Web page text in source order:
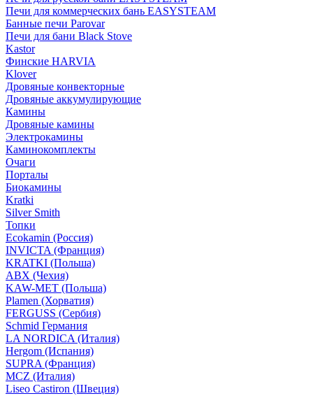
Печи для коммерческих бань EASYSTEAM
Банные печи Parovar
Печи для бани Black Stove
Kastor
Финские HARVIA
Klover
Дровяные конвекторные
Дровяные аккумулирующие
Камины
Дровяные камины
Электрокамины
Каминокомплекты
Очаги
Порталы
Биокамины
Kratki
Silver Smith
Топки
Ecokamin (Россия)
INVICTA (Франция)
KRATKI (Польша)
ABX (Чехия)
KAW-MET (Польша)
Plamen (Хорватия)
FERGUSS (Сербия)
Schmid Германия
LA NORDICA (Италия)
Hergom (Испания)
SUPRA (Франция)
MCZ (Италия)
Liseo Castiron (Швеция)